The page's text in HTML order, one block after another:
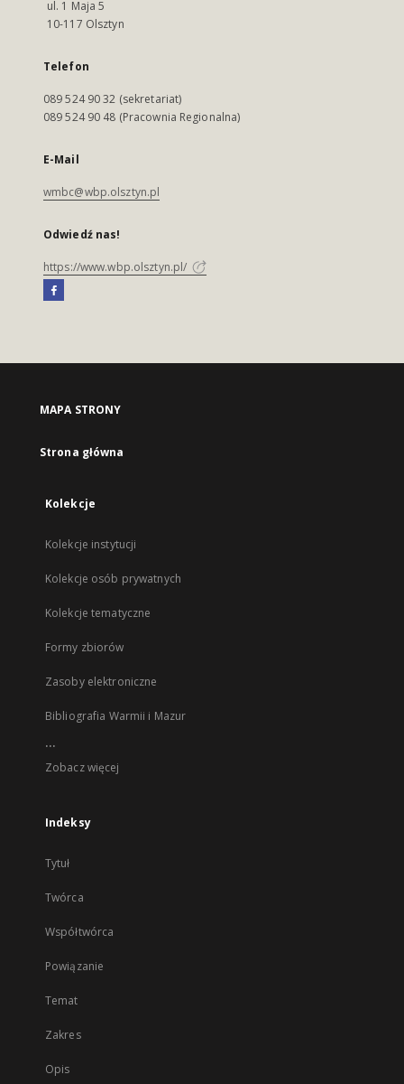
ul. 1 Maja 5
10-117 Olsztyn
Telefon
089 524 90 32 (sekretariat)
089 524 90 48 (Pracownia Regionalna)
E-Mail
wmbc@wbp.olsztyn.pl
Odwiedź nas!
https://www.wbp.olsztyn.pl/
MAPA STRONY
Strona główna
Kolekcje
Kolekcje instytucji
Kolekcje osób prywatnych
Kolekcje tematyczne
Formy zbiorów
Zasoby elektroniczne
Bibliografia Warmii i Mazur
...
Zobacz więcej
Indeksy
Tytuł
Twórca
Współtwórca
Powiązanie
Temat
Zakres
Opis